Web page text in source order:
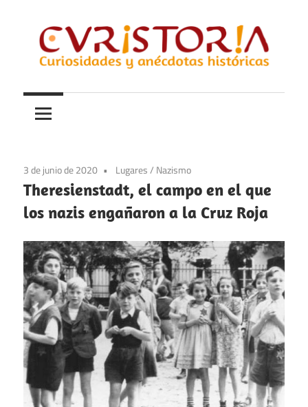
contenido
Curistoria
y
anécdotas
historia
3 de junio de 2020 Lugares/ Nazismo
Theresienstadt, el campo en el que
los nazis engañaron a la Cruz Roja